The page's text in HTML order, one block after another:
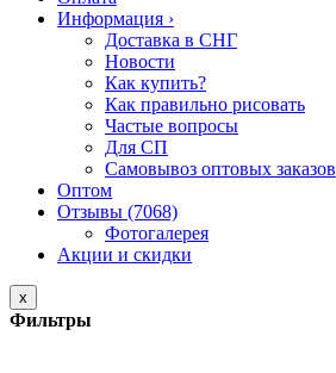
Информация ›
Доставка в СНГ
Новости
Как купить?
Как правильно рисовать
Частые вопросы
Для СП
Самовывоз оптовых заказов
Оптом
Отзывы (7068)
Фотогалерея
Акции и скидки
x
Фильтры